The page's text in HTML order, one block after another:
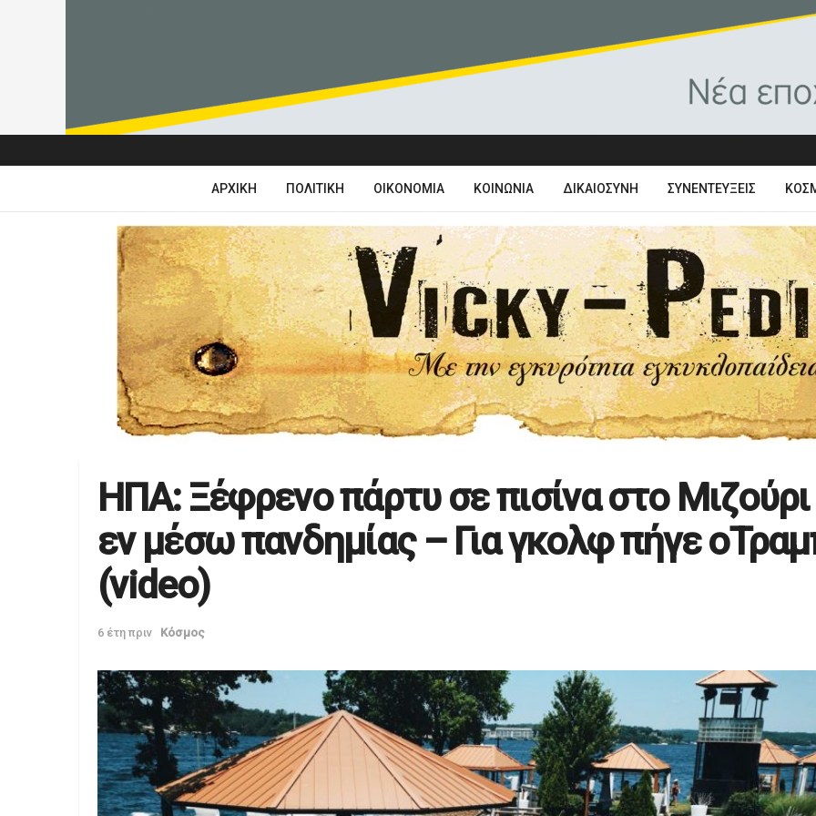
ΑΡΧΙΚΉ ΠΟΛΙΤΙΚΉ ΟΙΚΟΝΟΜΊΑ ΚΟΙΝΩΝΊΑ ΔΙΚΑΙΟΣΎΝΗ ΣΥΝΕΝΤΕΎΞΕΙΣ
ΗΠΑ: Ξέφρενο πάρτυ σε πισίνα στο Μιζούρι
εν μέσω πανδημίας – Για γκολφ πήγε
(video)
6 έτη πριν Κόσμος